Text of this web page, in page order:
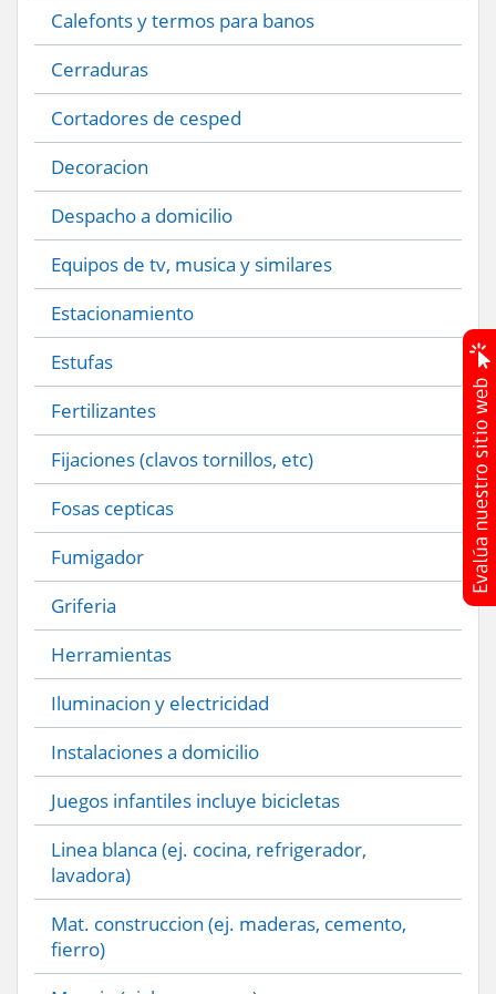
Calefonts y termos para banos
Cerraduras
Cortadores de cesped
Decoracion
Despacho a domicilio
Equipos de tv, musica y similares
Estacionamiento
Estufas
Fertilizantes
Fijaciones (clavos tornillos, etc)
Fosas cepticas
Fumigador
Griferia
Herramientas
Iluminacion y electricidad
Instalaciones a domicilio
Juegos infantiles incluye bicicletas
Linea blanca (ej. cocina, refrigerador,
lavadora)
Mat. construccion (ej. maderas, cemento,
fierro)